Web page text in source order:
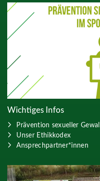
Wichtiges Infos
Prävention sexueller
Unser Ethikkodex
Ansprechpartner*innen